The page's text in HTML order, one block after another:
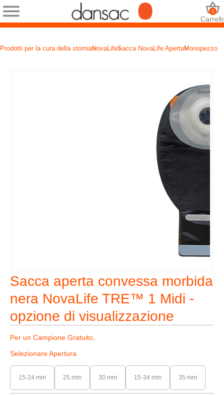
0
Prodotti per la cura della stomiaNovaLifeSacca NovaLife ApertaMonopezzo
Sacca aperta convessa morbida
nera NovaLife TRE™ 1 Midi -
opzione di visualizzazione
Per un Campione Gratuito,
Selezionare Apertura
15-24 mm 25 mm 30 mm 15-34 mm 35 mm